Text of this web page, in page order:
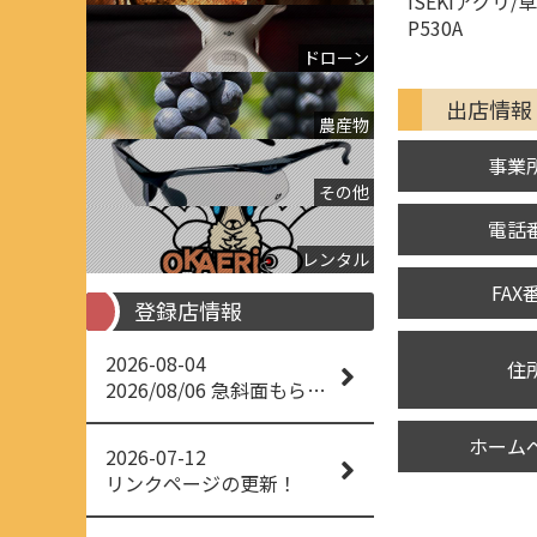
ドローン
農産物
その他
レンタル
登録店情報
2026-08-04
2026/08/06 急斜面もらくらく草刈り
2026-07-12
リンクページの更新！
P530A
出店情報
事業
電話
FAX
住
ホーム